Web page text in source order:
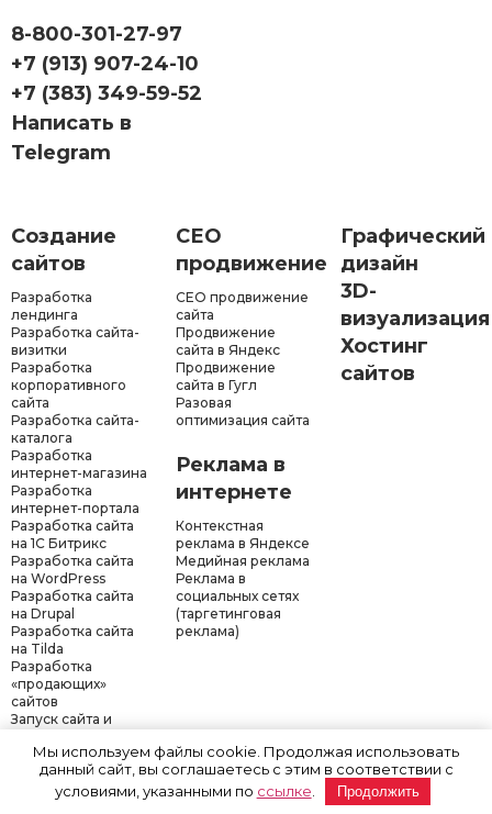
8-800-301-27-97
+7 (913) 907-24-10
+7 (383) 349-59-52
Написать в
Telegram
Создание
сайтов
Разработка
лендинга
Разработка сайта-
визитки
Разработка
корпоративного
сайта
Разработка сайта-
каталога
Разработка
интернет-магазина
Разработка
интернет-портала
Разработка сайта
на 1С Битрикс
Разработка сайта
на WordPress
Разработка сайта
на Drupal
Разработка сайта
на Tilda
Разработка
«продающих»
сайтов
Запуск сайта и
ключ»
СЕО
продвижение
СЕО продвижение
сайта
Продвижение
сайта в Яндекс
Продвижение
сайта в Гугл
Разовая
оптимизация сайта
Реклама в
интернете
Контекстная
реклама в Яндексе
Медийная реклама
Реклама в
социальных сетях
(таргетинговая
реклама)
Графический
дизайн
3D-
визуализация
Хостинг
сайтов
Мы используем файлы cookie. Продолжая использовать
данный сайт, вы соглашаетесь с этим в соответствии с
условиями, указанными по ссылке Продолжить